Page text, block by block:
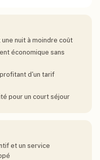
nuit à moindre coût
économique sans
d'un tarif
pour un court séjour
et un service